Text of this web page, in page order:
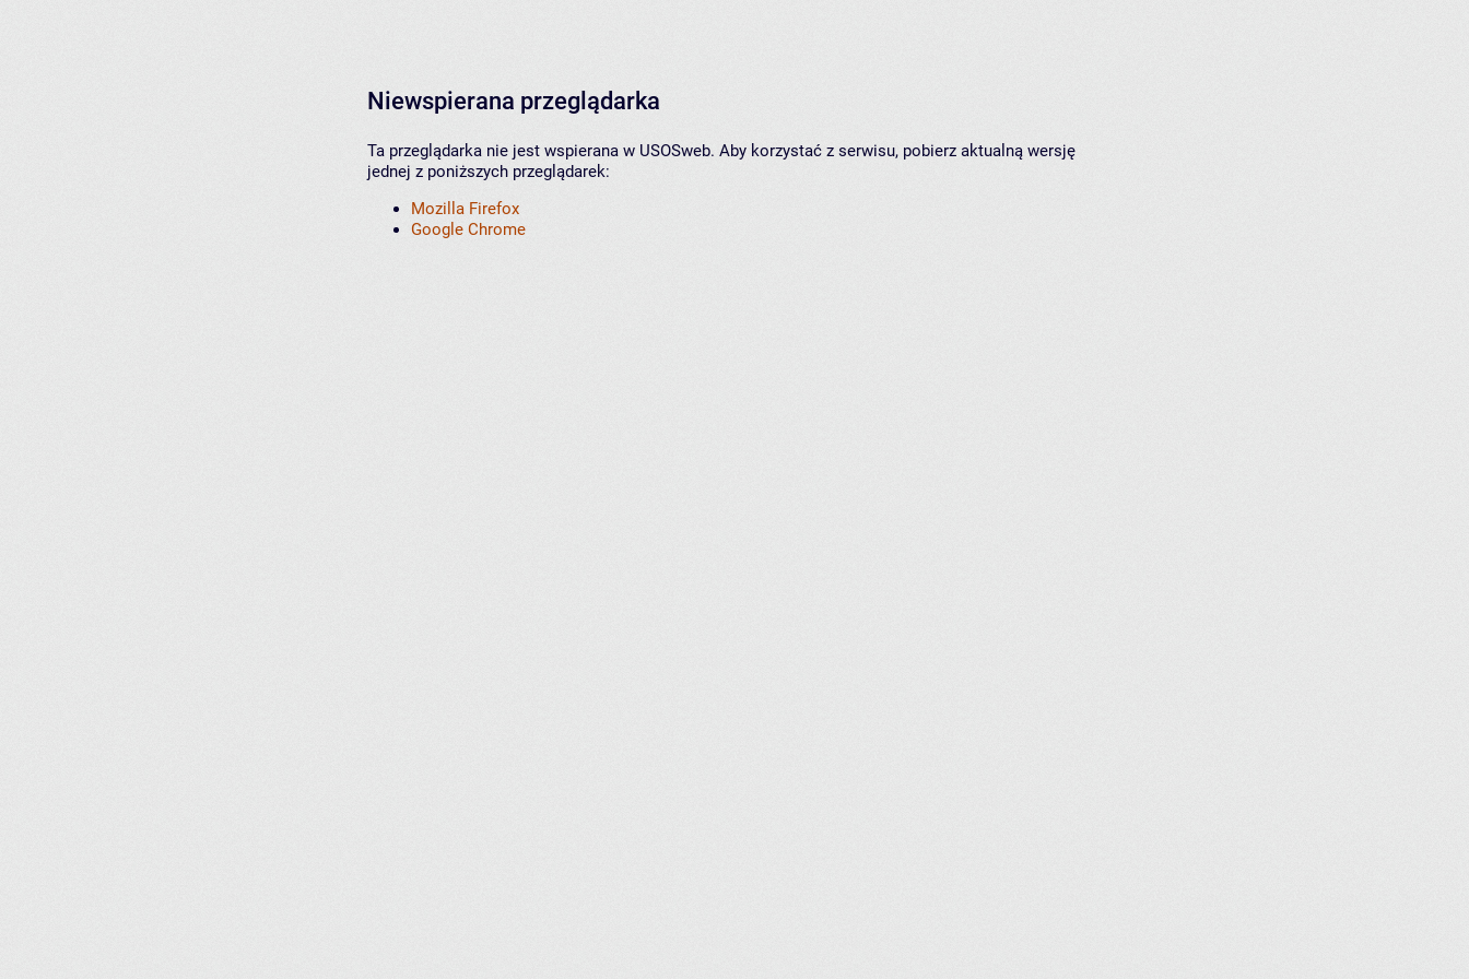
Niewspierana przeglądarka
Ta przeglądarka nie jest wspierana w USOSweb. Aby korzystać z serwisu, pobierz aktualną wersję
jednej z poniższych przeglądarek:
Mozilla Firefox
Google Chrome